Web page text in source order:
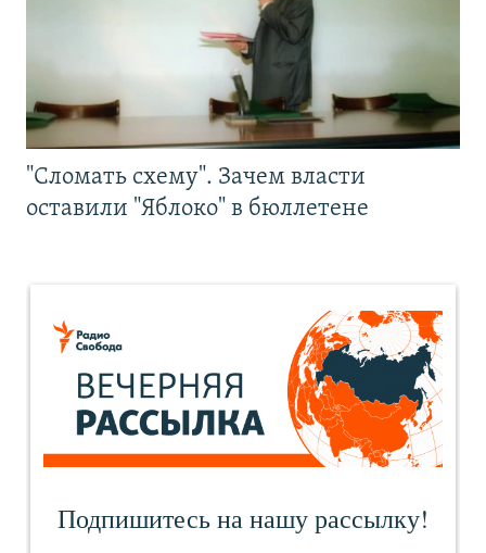
"Сломать схему". Зачем власти
оставили "Яблоко" в бюллетене